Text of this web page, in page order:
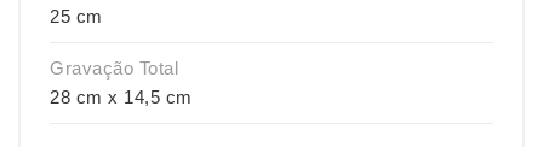
25 cm
Gravação Total
28 cm x 14,5 cm